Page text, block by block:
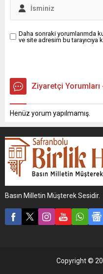
Daha sonraki yorumlarımda
ve site adresim bu tarayıcıya
Ziyaretçi Yorumları
Henüz yorum yapılmamış.
Basın Milletin Müşterek Sesidir.
Copyright ©